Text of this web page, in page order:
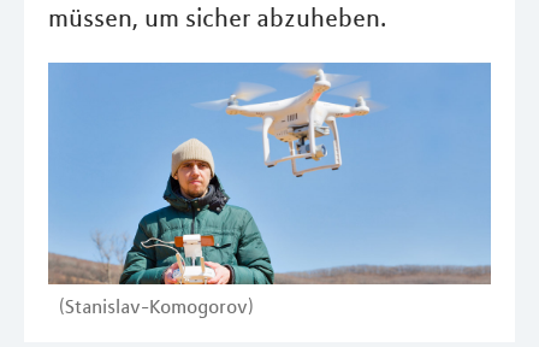
müssen, um sicher abzuheben.
(Stanislav-Komogorov)